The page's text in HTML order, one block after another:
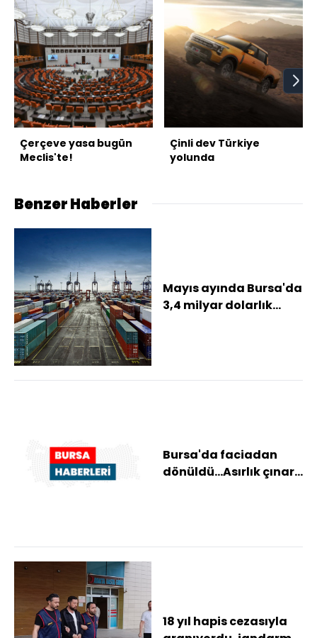
Çerçeve yasa bugün
Meclis'te!
Çinli dev Türkiye
yolunda
Benzer Haberler
Mayıs ayında Bursa'da
3,4 milyar dolarlık
Bursa'da faciadan
dönüldü...Asırlık çınar
18 yıl hapis cezasıyla